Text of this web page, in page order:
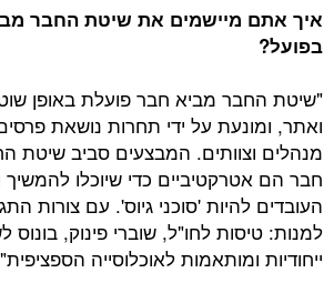
איך אתם מיישמים את שיטת החבר
בפועל?
"שיטת החבר מביא חבר פועלת באופן
ואתר, ומונעת על ידי תחרות נושאת פרסים
מנהלים וצוותים. המבצעים סביב שיטת
חבר הם אטרקטיביים כדי שיוכלו להמשיך
העובדים להיות 'סוכני גיוס'. עם צורות
למנות: טיסות לחו"ל, שוברי פינוק,
ייחודיות ומותאמות לאוכלוסייה